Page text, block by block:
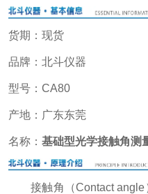
货期：现货
品牌：北斗仪器
型号：CA80
产地：广东东莞
名称： 基础型光学接触角测
接触角（Contact